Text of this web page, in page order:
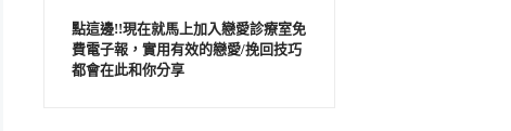
點這邊!!現在就馬上加入戀愛診療室免
費電子報，實用有效的戀愛/挽回技巧
都會在此和你分享